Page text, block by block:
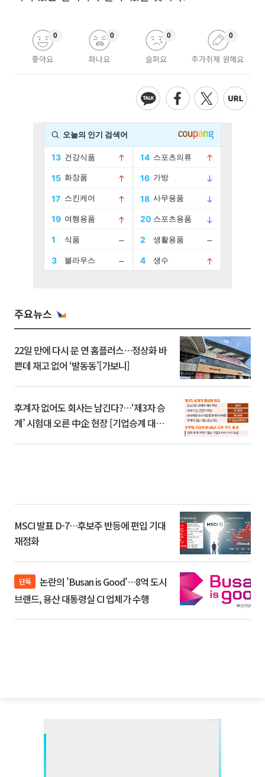
좋아요
0
화나요
0
슬퍼요
0
추가취재 원해요
0
주요뉴스
22일 만에 다시 문 연 홈플러스…정상화 바
쁜데 재고 없어 ‘발동동’[가보니]
후계자 없어도 회사는 남긴다?…‘제3자 승
계’ 시험대 오른 中企 현장 [기업승계 대전
MSCI 발표 D-7…후보주 반등에 편입 기대
재점화
단독
브랜드, 용산 대통령실 CI 업체가 수행